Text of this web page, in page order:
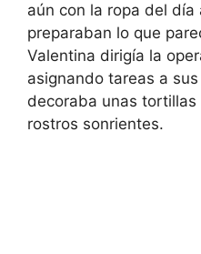
aún con la ropa del día
preparaban lo que
Valentina dirigía la
asignando tareas a
decoraba unas
rostros sonrientes.